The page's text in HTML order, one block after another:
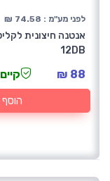
לפני מע"מ : 74.58 ₪
12DB
88 ₪